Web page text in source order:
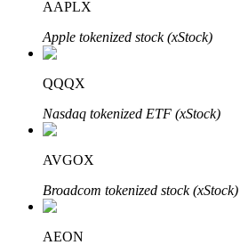
Blokady BTR
Ekskluzywne inwestycje dla
AAPLX
Apple tokenized stock (xStock)
QQQX
Nasdaq tokenized ETF (xStock)
AVGOX
Broadcom tokenized stock (xStock)
AEON